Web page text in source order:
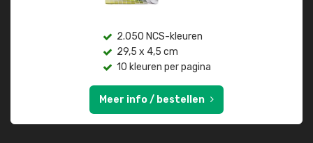
2.050 NCS-kleuren
29,5 x 4,5 cm
10 kleuren per pagina
Meer info / bestellen